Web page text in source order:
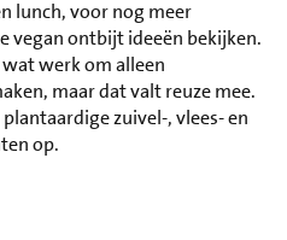
lunch, voor nog meer
vegan ontbijt ideeën bekijken.
werk om alleen
maar dat valt reuze mee.
zuivel-, vlees- en
op.